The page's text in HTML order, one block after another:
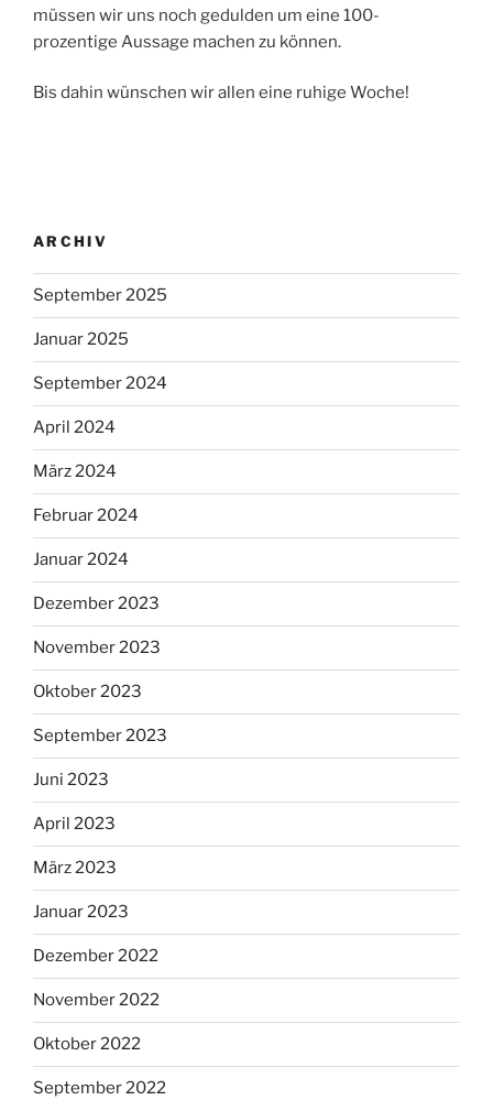
müssen wir uns noch gedulden um eine 100-
prozentige Aussage machen zu können.
Bis dahin wünschen wir allen eine ruhige Woche!
ARCHIV
September 2025
Januar 2025
September 2024
April 2024
März 2024
Februar 2024
Januar 2024
Dezember 2023
November 2023
Oktober 2023
September 2023
Juni 2023
April 2023
März 2023
Januar 2023
Dezember 2022
November 2022
Oktober 2022
September 2022